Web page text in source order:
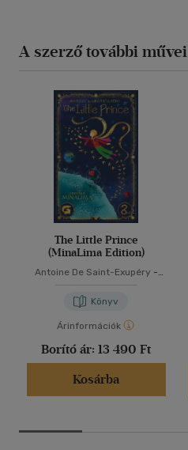
A szerző további művei
The Little Prince
(MinaLima Edition)
Antoine De Saint-Exupéry -
Könyv
Árinformációk
Borító ár: 13 490 Ft
Kosárba